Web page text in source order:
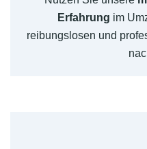
Erfahrung im
reibungslosen und